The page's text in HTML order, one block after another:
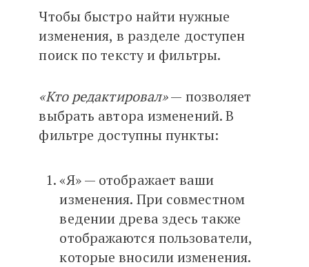
Чтобы быстро найти нужные
изменения, в разделе доступен
поиск по тексту и фильтры.
«Кто редактировал»— позволяет
выбрать автора изменений. В
фильтре доступны пункты:
«Я» — отображает ваши
изменения. При совместном
ведении древа здесь также
отображаются пользователи,
которые вносили изменения.